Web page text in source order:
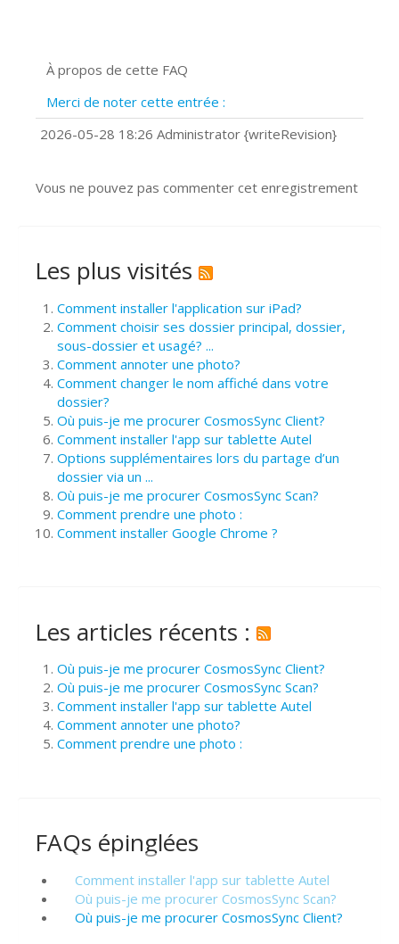
Prise de vue 360°
?
Comment installer Google Chrome ?
À propos de cette FAQ
Merci de noter cette entrée :
2026-05-28 18:26 Administrator {writeRevision}
Vous ne pouvez pas commenter cet enregistrement
Les plus visités
Comment installer l'application sur iPad?
Comment choisir ses dossier principal, dossier,
sous-dossier et usagé? ...
Comment annoter une photo?
Comment changer le nom affiché dans votre
dossier?
Où puis-je me procurer CosmosSync Client?
Comment installer l'app sur tablette Autel
Options supplémentaires lors du partage d’un
dossier via un ...
Où puis-je me procurer CosmosSync Scan?
Comment prendre une photo :
Comment installer Google Chrome ?
Les articles récents :
Où puis-je me procurer CosmosSync Client?
Où puis-je me procurer CosmosSync Scan?
Comment installer l'app sur tablette Autel
Comment annoter une photo?
Comment prendre une photo :
FAQs épinglées
Comment installer l'app sur tablette Autel
Où puis-je me procurer CosmosSync Scan?
Où puis-je me procurer CosmosSync Client?